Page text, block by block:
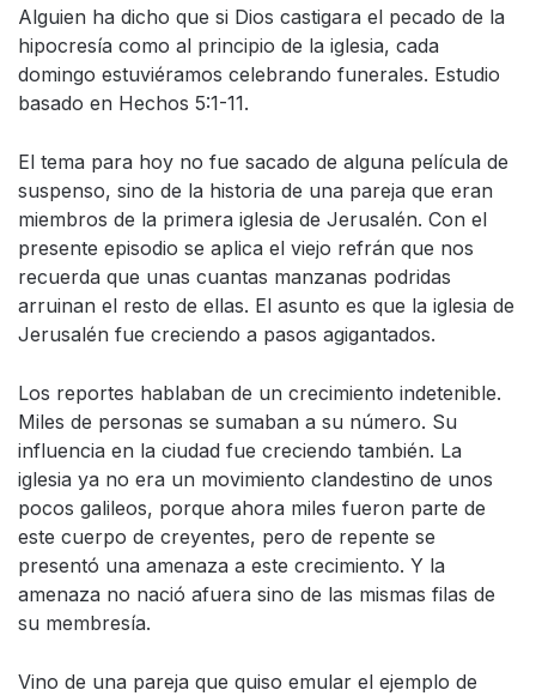
Alguien ha dicho que si Dios castigara el pecado de la
hipocresía como al principio de la iglesia, cada
domingo estuviéramos celebrando funerales. Estudio
basado en Hechos 5:1-11.
El tema para hoy no fue sacado de alguna película de
suspenso, sino de la historia de una pareja que eran
miembros de la primera iglesia de Jerusalén. Con el
presente episodio se aplica el viejo refrán que nos
recuerda que unas cuantas manzanas podridas
arruinan el resto de ellas. El asunto es que la iglesia de
Jerusalén fue creciendo a pasos agigantados.
Los reportes hablaban de un crecimiento indetenible.
Miles de personas se sumaban a su número. Su
influencia en la ciudad fue creciendo también. La
iglesia ya no era un movimiento clandestino de unos
pocos galileos, porque ahora miles fueron parte de
este cuerpo de creyentes, pero de repente se
presentó una amenaza a este crecimiento. Y la
amenaza no nació afuera sino de las mismas filas de
su membresía.
Vino de una pareja que quiso emular el ejemplo de